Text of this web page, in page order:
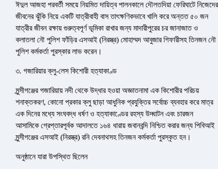
ঈদুল আজহা পরবর্তী সময়ে নিয়মিত দায়িত্ব পালনকালে দৌলতদিয়া ফেরিঘাটে নিজেদের
জীবনের ঝুঁকি নিয়ে একটি যাত্রীবাহী বাস তাৎক্ষণিকভাবে খালি করে অন্তত ৫০ জন
যাত্রীর জীবন রক্ষায় গুরুত্বপূর্ণ ভূমিকা রাখার জন্য মাদারীপুরের চর জানাজাত ও
কলাতলা নৌ পুলিশ ফাঁড়ির এসআই (নিরস্ত্র) মোহাম্মদ আবুজার গিফারীসহ তিনজন নৌ
পুলিশ কর্মকর্তা পুরস্কার লাভ করেন।
৩. গজারিয়ার ক্লু-লেস কিশোরী হত্যাকাণ্ড
মুন্সীগঞ্জের গজারিয়ায় নদী থেকে উদ্ধার হওয়া অজ্ঞাতনামা এক কিশোরীর পরিচয়
শনাক্তকরণ, কোনো প্রকার ক্লু ছাড়া আধুনিক প্রযুক্তির সর্বোচ্চ ব্যবহার করে মাত্র
এক দিনের মধ্যে সংঘবদ্ধ ধর্ষণ ও হত্যাকাণ্ডের রহস্য উদ্ঘাটন এবং চারজন
আসামিকে গ্রেপ্তারপূর্বক আদালতে ১৬৪ ধারায় জবানবন্দি নিশ্চিত করার জন্য পিবিআই
মুন্সীগঞ্জের এসআই (নিরস্ত্র) রনি দেবনাথসহ তিনজন কর্মকর্তা পুরস্কৃত হন।
অনুষ্ঠানে যারা উপস্থিত ছিলেন